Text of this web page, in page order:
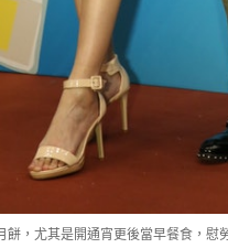
餅，尤其是開通宵更後當早餐食，慰